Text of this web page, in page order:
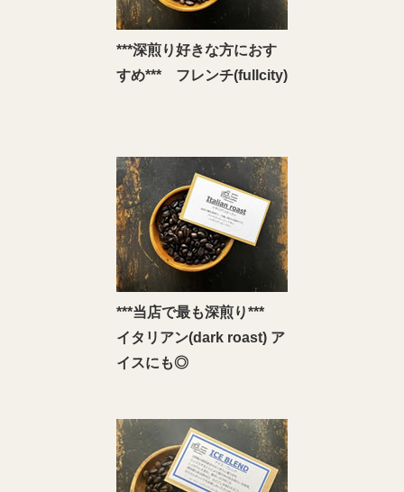
***深煎り好きな方におす
すめ*** フレンチ(fullcity)
***当店で最も深煎り***
イタリアン(dark roast) ア
イスにも◎